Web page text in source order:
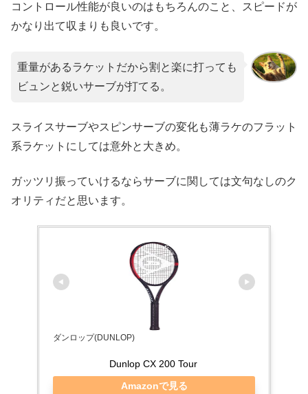
コントロール性能が良いのはもちろんのこと、スピードが
かなり出て収まりも良いです。
重量があるラケットだから割と楽に打っても
ビュンと鋭いサーブが打てる。
スライスサーブやスピンサーブの変化も薄ラケのフラット
系ラケットにしては意外と大きめ。
ガッツリ振っていけるならサーブに関しては文句なしのク
オリティだと思います。
ダンロップ(DUNLOP)
Dunlop CX 200 Tour
Amazonで見る